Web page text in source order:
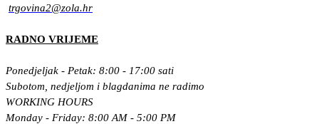
trgovina2@zola.hr
RADNO VRIJEME
Ponedjeljak - Petak: 8:00 - 17:00 sati
Subotom, nedjeljom i blagdanima ne radimo
WORKING HOURS
Monday - Friday: 8:00 AM - 5:00 PM